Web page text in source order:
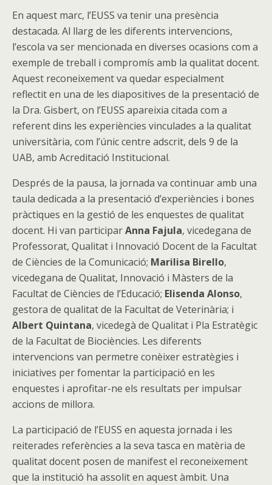
En aquest marc, l’EUSS va tenir una presència
destacada. Al llarg de les diferents intervencions,
l’escola va ser mencionada en diverses ocasions com a
exemple de treball i compromís amb la qualitat docent.
Aquest reconeixement va quedar especialment
reflectit en una de les diapositives de la presentació de
la Dra. Gisbert, on l’EUSS apareixia citada com a
referent dins les experiències vinculades a la qualitat
universitària, com l’únic centre adscrit, dels 9 de la
UAB, amb Acreditació Institucional.
Després de la pausa, la jornada va continuar amb una
taula dedicada a la presentació d’experiències i bones
pràctiques en la gestió de les enquestes de qualitat
docent. Hi van participarAnna Fajula, vicedegana de
Professorat, Qualitat i Innovació Docent de la Facultat
de Ciències de la Comunicació; Marilisa Birello,
vicedegana de Qualitat, Innovació i Màsters de la
Facultat de Ciències de l’Educació; Elisenda Alonso,
gestora de qualitat de la Facultat de Veterinària; i
Albert Quintana, vicedegà de Qualitat i Pla Estratègic
de la Facultat de Biociències. Les diferents
intervencions van permetre conèixer estratègies i
iniciatives per fomentar la participació en les
enquestes i aprofitar-ne els resultats per impulsar
accions de millora.
La participació de l’EUSS en aquesta jornada i les
reiterades referències a la seva tasca en matèria de
qualitat docent posen de manifest el reconeixement
que la institució ha assolit en aquest àmbit. Una